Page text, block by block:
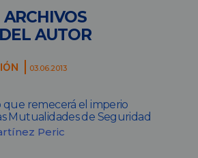
ARCHIVOS
DEL AUTOR
03.06.2013
que remecerá el imperio
Mutualidades de Seguridad
Peric